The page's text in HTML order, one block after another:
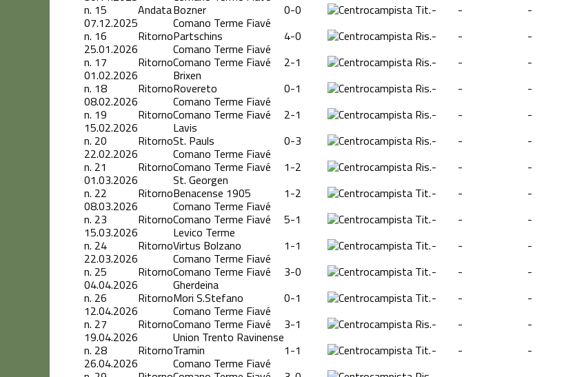
n. 15
07.12.2025
AndataBozner
Comano Terme Fiavé
0-0 Tit.- -
-
n. 16
25.01.2026
RitornoPartschins
Comano Terme Fiavé
4-0 Ris.- - -
n. 17
01.02.2026
RitornoComano Terme Fiavé
Brixen
2-1 Ris.- - -
n. 18
08.02.2026
RitornoRovereto
Comano Terme Fiavé
0-1 Ris.- - -
n. 19
15.02.2026
RitornoComano Terme Fiavé
Lavis
2-1 Ris.- - -
n. 20
22.02.2026
RitornoSt. Pauls
Comano Terme Fiavé
0-3 Ris.- - -
n. 21
01.03.2026
RitornoComano Terme Fiavé
St. Georgen
1-2 Ris.- - -
n. 22
08.03.2026
RitornoBenacense 1905
Comano Terme Fiavé
1-2 Tit.- -
-
n. 23
15.03.2026
RitornoComano Terme Fiavé
Levico Terme
5-1 Tit.- -
-
n. 24
22.03.2026
RitornoVirtus Bolzano
Comano Terme Fiavé
1-1 Tit.- -
-
n. 25
04.04.2026
RitornoComano Terme Fiavé
Gherdeina
3-0 Tit.- - -
n. 26
12.04.2026
RitornoMori S.Stefano
Comano Terme Fiavé
0-1 Tit.- -
-
n. 27
19.04.2026
RitornoComano Terme Fiavé
Union Trento Ravinense
3-1 Ris.- - -
n. 28
26.04.2026
RitornoTramin
Comano Terme Fiavé
1-1 Tit.- - -